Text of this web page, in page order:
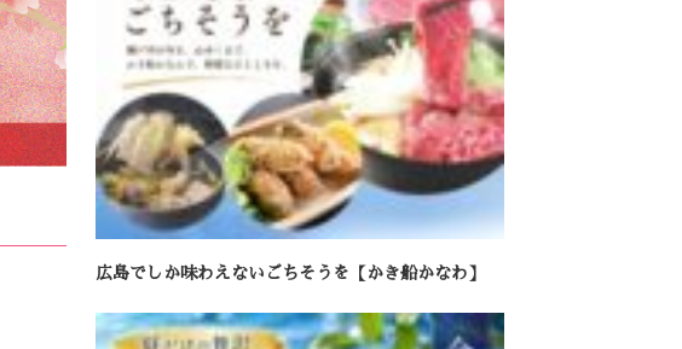
広島でしか味わえないごちそうを【かき船かなわ】